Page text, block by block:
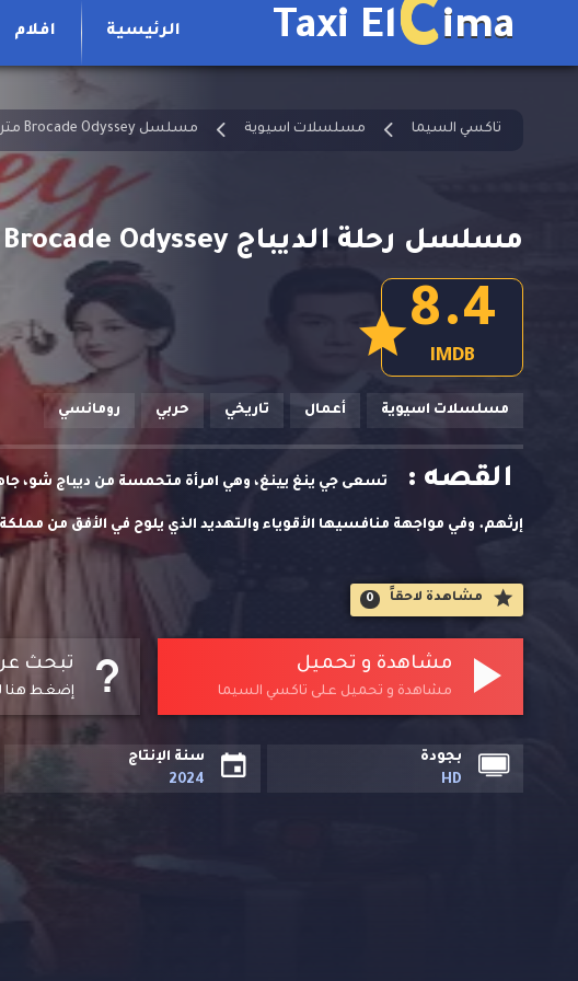
Taxi ElCima الرئيسية افلام
تاكسي السيما مسلسلات اسيوية مسلسل Brocade Odyssey مترجم
مسلسل رحلة الديباج Brocade Odyssey الحلقة 8 مترجمة
IMDB
8.4
مسلسلات اسيوية أعمال تاريخي حربي رومانسي
القصه : تسعى جي ينغ يينغ، وهي امرأة متحمسة من ديباج شو،
إرثهم. وفي مواجهة منافسيها الأقوياء والتهديد الذي يلوح في الأفق من مملكة
مشاهدة لاحقاََ 0
تبحث
إضغط هنا
مشاهدة و تحميل
مشاهدة و تحميل على تاكسي السيما
بجودة
HD
سنة الإنتاج
2024